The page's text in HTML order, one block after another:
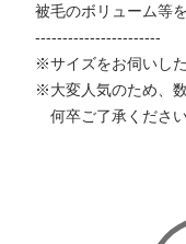
被毛のボリューム等
-----------------------
※サイズをお伺いし
※大変人気のため、
何卒ご了承ください